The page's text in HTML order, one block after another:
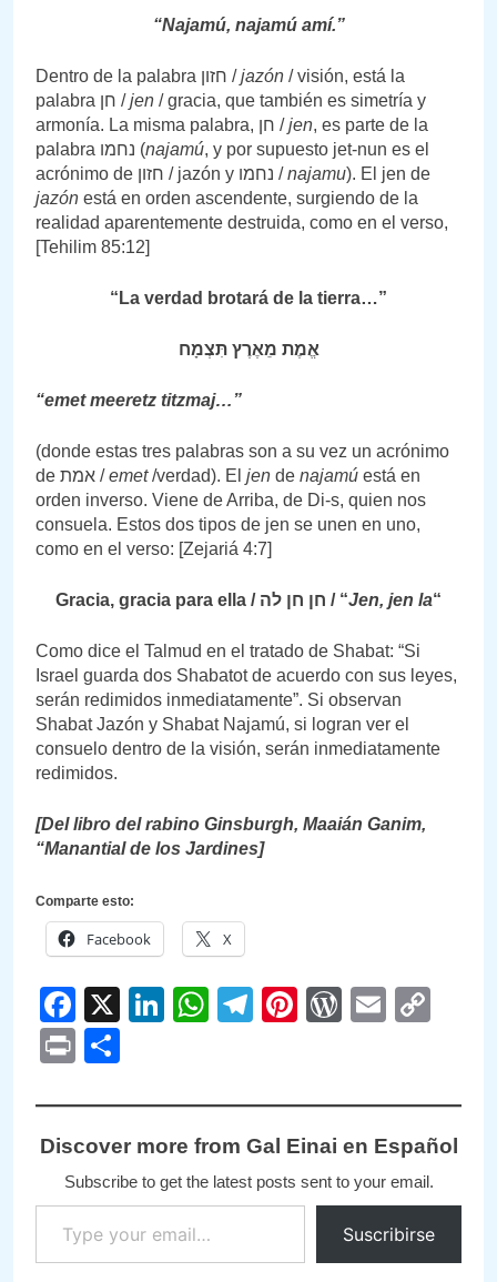
“Najamú, najamú amí.”
Dentro de la palabra חזון /jazón / visión, está la
palabra חן /jen / gracia, que también es simetría y
armonía. La misma palabra, חן /jen, es parte de la
palabra נחמו (najamú, y por supuesto jet-nun es el
acrónimo de חזון / jazón y נחמו /najamu). El jen de
jazón está en orden ascendente, surgiendo de la
realidad aparentemente destruida, como en el verso,
[Tehilim 85:12]
“La verdad brotará de la tierra…”
אֱמֶת מֵאֶרֶץ תִּצְמָח
“emet meeretz titzmaj…”
(donde estas tres palabras son a su vez un acrónimo
de אמת /emet/verdad). El jen de najamú está en
orden inverso. Viene de Arriba, de Di-s, quien nos
consuela. Estos dos tipos de jen se unen en uno,
como en el verso: [Zejariá 4:7]
Gracia, gracia para ella / חן חן לה / “Jen, jen la“
Como dice el Talmud en el tratado de Shabat: “Si
Israel guarda dos Shabatot de acuerdo con sus leyes,
serán redimidos inmediatamente”. Si observan
Shabat Jazón y Shabat Najamú, si logran ver el
consuelo dentro de la visión, serán inmediatamente
redimidos.
[Del libro del rabino Ginsburgh, Maaián Ganim,
“Manantial de los Jardines]
Comparte esto:
Facebook X
Facebook
X LinkedIn
WhatsApp
Telegram
PinterestEmail
Print
Discover more from Gal Einai en Español
Subscribe to get the latest posts sent to your email.
Type your email…
Suscribirse